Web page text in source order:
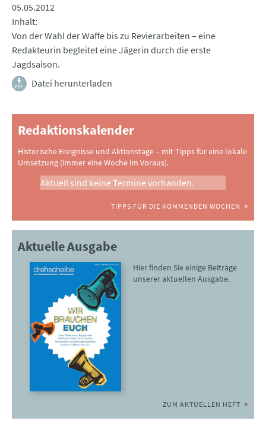
05.05.2012
Inhalt
Von der Wahl der Waffe bis zu Revierarbeiten – eine
Redakteurin begleitet eine Jägerin durch die erste
Jagdsaison.
Datei herunterladen
Redaktionskalender
Historische Ereignisse und Aktionstage – mit Tipps für eine lokale
Umsetzung (immer eine Woche im Voraus).
Aktuell sind keine Termine vorhanden.
TIPPS FÜR DIE KOMMENDEN WOCHEN
Aktuelle Ausgabe
Hier finden Sie einige Beiträge
unserer aktuellen Ausgabe.
ZUM AKTUELLEN HEFT